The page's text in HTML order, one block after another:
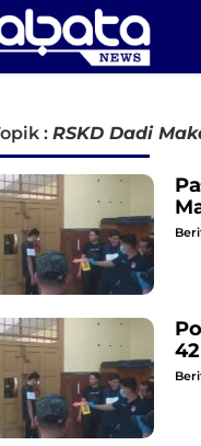
: RSKD Dadi